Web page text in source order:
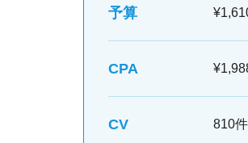
予算
CPA
CV 810件